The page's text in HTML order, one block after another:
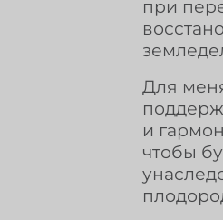
при
Для
и
чтобы